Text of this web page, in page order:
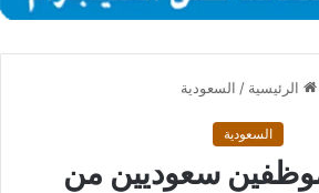
الرئيسية / السعودية
السعودية
سعوديين من